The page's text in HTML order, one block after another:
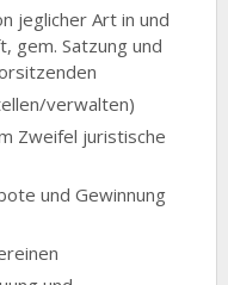
jeglicher Art in und
gem. Satzung und
verwalten)
Zweifel juristische
und Gewinnung